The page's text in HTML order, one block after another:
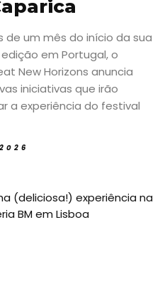
de um mês do início da sua
em Portugal, o
New Horizons anuncia
iniciativas que irão
a experiência do festival